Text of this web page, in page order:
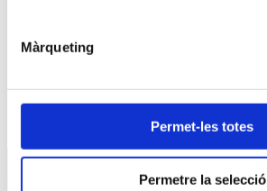
Màrqueting
Permet-les totes
Permetre la selecció
Per a més informació:
juliagomez@fundaciopimec.org